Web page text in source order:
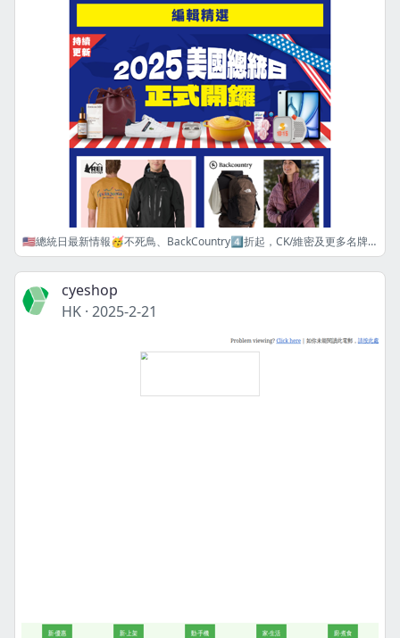
🇺🇸總統日最新情報🥳不死鳥、BackCountry4️⃣折起，CK/維密及更多名牌美妝加碼再折🥰
cyeshop
HK · 2025-2-21